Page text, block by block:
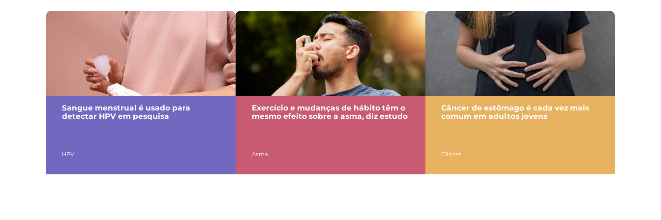
Sangue menstrual é usado para
detectar HPV em pesquisa
HPV
Exercício e mudanças de hábito têm o
mesmo efeito sobre a asma, diz estudo
Asma
Câncer de estômago é cada vez mais
comum em adultos jovens
Câncer